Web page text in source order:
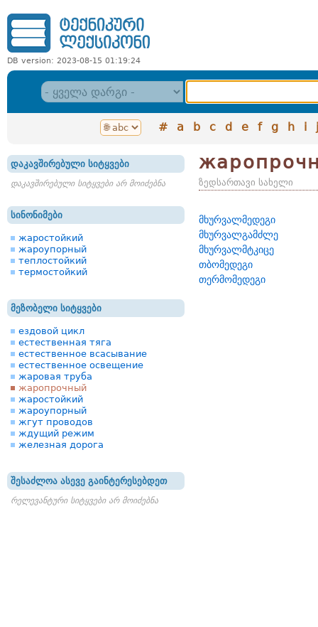
DB version: 2023-08-15 01:19:24
# a b c d e f g h i j
დაკავშირებული სიტყვები
დაკავშირებული სიტყვები არ მოიძებნა
სინონიმები
жаростойкий
жароупорный
теплостойкий
термостойкий
მეზობელი სიტყვები
ездовой цикл
естественная тяга
естественное всасывание
естественное освещение
жаровая труба
жаропрочный
жаростойкий
жароупорный
жгут проводов
ждущий режим
железная дорога
შესაძლოა ასევე გაინტერესებდეთ
რელევანტური სიტყვები არ მოიძებნა
ზედსართავი სახელი
მხურვალმედეგი
მხურვალგამძლე
მხურვალმტკიცე
თბომედეგი
თერმომედეგი